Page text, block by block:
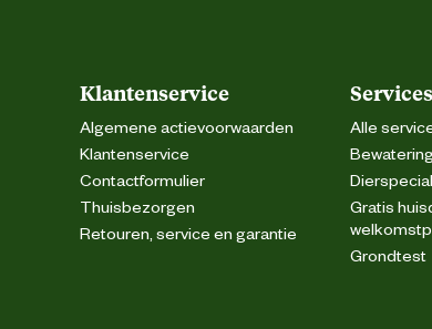
Verantwoordelijke marktdeelnemer mailadres
Klantenservice
Algemene actievoorwaarden
Klantenservice
Contactformulier
Thuisbezorgen
Retouren, service en garantie
Alle
Gratis
Grondtest